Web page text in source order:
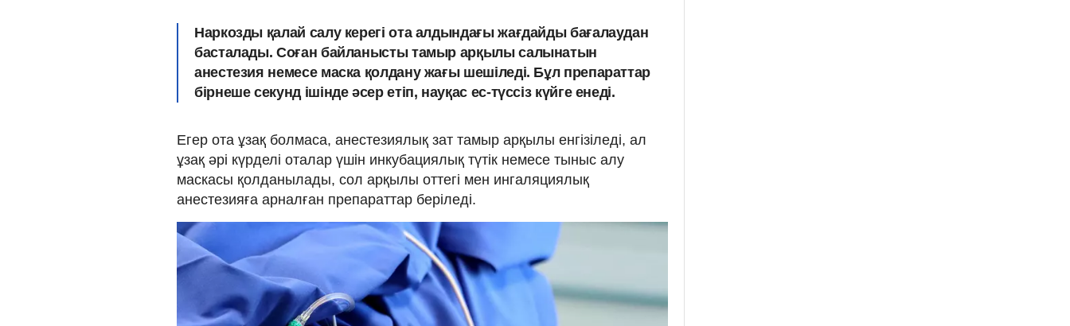
Наркозды қалай салу керегі ота алдындағы жағдайды бағалаудан
басталады. Соған байланысты тамыр арқылы салынатын
анестезия немесе маска қолдану жағы шешіледі. Бұл препараттар
бірнеше секунд ішінде әсер етіп, науқас ес-түссіз күйге енеді.
Егер ота ұзақ болмаса, анестезиялық зат тамыр арқылы енгізіледі, ал
ұзақ әрі күрделі оталар үшін инкубациялық түтік немесе тыныс алу
маскасы қолданылады, сол арқылы оттегі мен ингаляциялық
анестезияға арналған препараттар беріледі.